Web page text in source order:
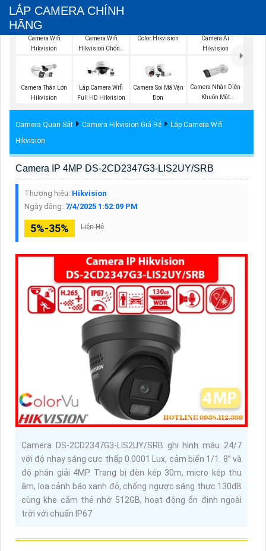
LẮP CAMERA CHÍNH
HÃNG
Camera Wifi
Hikvision
Camera Wifi
Hikvision Chống
Color Hikvision
Camera Ai
Hikvision
Camera Thân Lớn
Hikvision
Lắp Camera Wifi
Full HD Hikvision
Camera Soi Mã Vận
Đơn
Camera Nhận Diện
Khuôn Mặt
Camera Quan Sát Camera Hikvision Giá Rẻ
Lắp Camera Wifi
Hikvision
Camera IP 4MP DS-2CD2347G3-LIS2UY/SRB
Thương hiệu: Hikvision
Ngày đăng: 7/4/2025 1:52:09 PM
5%-35% Liên Hệ
Camera DS-2CD2347G3-LIS2UY/SRB ghi hình màu 24/7
với độ nhạy sáng cực thấp 0.0001 Lux, cảm biến 1/1. 8” và
độ phân giải 4MP. Trang bị đèn kép 30m, micro kép thu
âm, loa cảnh báo xanh đỏ, chống ngược sáng thực 130dB
cùng khe cắm thẻ nhớ 512GB, hoạt động ổn định ngoài
trời với chuẩn IP67